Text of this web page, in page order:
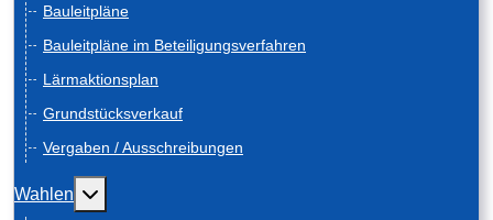
Bauleitpläne
Bauleitpläne im Beteiligungsverfahren
Lärmaktionsplan
Grundstücksverkauf
Vergaben / Ausschreibungen
Wahlen Weitere Informationen: Wahlen